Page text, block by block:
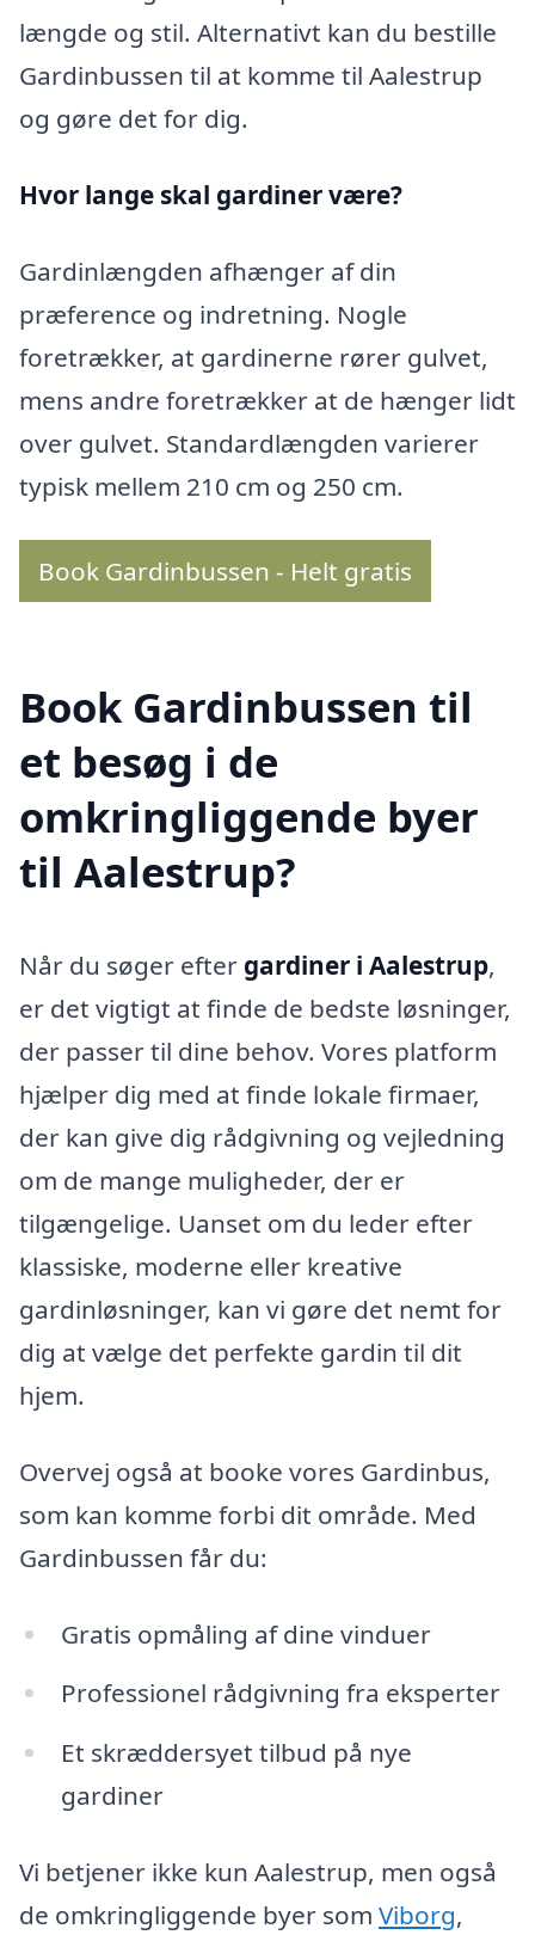
længde og stil. Alternativt kan du bestille
Gardinbussen til at komme til Aalestrup
og gøre det for dig.
Hvor lange skal gardiner være?
Gardinlængden afhænger af din
præference og indretning. Nogle
foretrækker, at gardinerne rører gulvet,
mens andre foretrækker at de hænger lidt
over gulvet. Standardlængden varierer
typisk mellem 210 cm og 250 cm.
Book Gardinbussen - Helt gratis
Book Gardinbussen til
et besøg i de
omkringliggende byer
til Aalestrup?
Når du søger efter gardiner i Aalestrup,
er det vigtigt at finde de bedste løsninger,
der passer til dine behov. Vores platform
hjælper dig med at finde lokale firmaer,
der kan give dig rådgivning og vejledning
om de mange muligheder, der er
tilgængelige. Uanset om du leder efter
klassiske, moderne eller kreative
gardinløsninger, kan vi gøre det nemt for
dig at vælge det perfekte gardin til dit
hjem.
Overvej også at booke vores Gardinbus,
som kan komme forbi dit område. Med
Gardinbussen får du:
Gratis opmåling af dine vinduer
Professionel rådgivning fra eksperter
Et skræddersyet tilbud på nye
gardiner
Vi betjener ikke kun Aalestrup, men også
de omkringliggende byer som Viborg,